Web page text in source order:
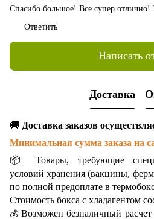
Спасибо большое! Все супер
Ответить
Написать
Доставка
🚚 Доставка заказов
Минимальная сумма заказа на
📦 Товары, требующие
условий хранения (вакцины,
по полной предоплате в
Стоимость бокса с хладагентом
💰 Возможен безналичный